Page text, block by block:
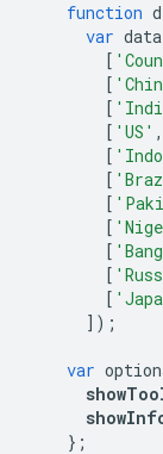
function
var data
[
[
[
[ 'US' ,
[
[
[
[
[
[
[
]);
var
};